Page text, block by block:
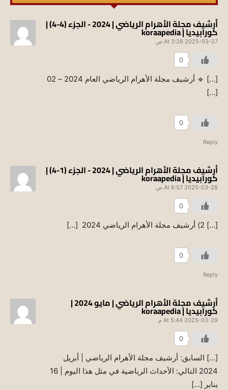
أرشيف مجلة الأهرام الرياضي | 2024 - الجزء (4-4) |
كورابيديا | koraapedia
2025-03-27 At 3:26 ص
0
[…] 🔹 أرشيف مجلة الأهرام الرياضي العام 2024 – 02
[…]
0
Reply
أرشيف مجلة الأهرام الرياضي | 2024 - الجزء (1-4) |
كورابيديا | koraapedia
2025-03-28 At 6:57 ص
0
[…] 2) أرشيف مجلة الأهرام الرياضي 2024 […]
0
Reply
أرشيف مجلة الأهرام الرياضي | مايو 2024 |
كورابيديا | koraapedia
2025-03-29 At 5:44 م
0
[…] السابق: أرشيف مجلة الأهرام الرياضي | أبريل
2024 التالي: الأحداث الرياضية في مثل هذا اليوم | 16
يناير […]